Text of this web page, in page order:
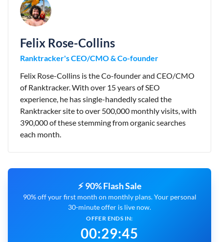
Felix Rose-Collins
Ranktracker's CEO/CMO & Co-founder
Felix Rose-Collins is the Co-founder and CEO/CMO
of Ranktracker. With over 15 years of SEO
experience, he has single-handedly scaled the
Ranktracker site to over 500,000 monthly visits, with
390,000 of these stemming from organic searches
each month.
⚡ 90% Flash Sale
90% off your first month on monthly plans. Your personal
30-minute offer is live now.
OFFER ENDS IN:
00:29:43